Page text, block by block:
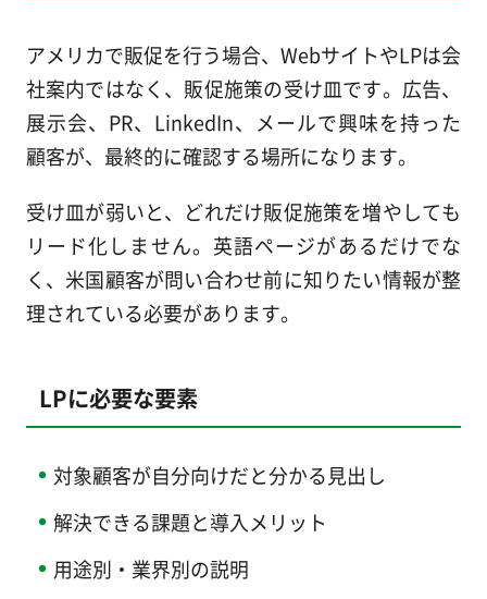
アメリカで販促を行う場合、WebサイトやLPは会
社案内ではなく、販促施策の受け皿です。広告、
展示会、PR、LinkedIn、メールで興味を持った
顧客が、最終的に確認する場所になります。
受け皿が弱いと、どれだけ販促施策を増やしても
リード化しません。英語ページがあるだけでな
く、米国顧客が問い合わせ前に知りたい情報が整
理されている必要があります。
LPに必要な要素
対象顧客が自分向けだと分かる見出し
解決できる課題と導入メリット
用途別・業界別の説明